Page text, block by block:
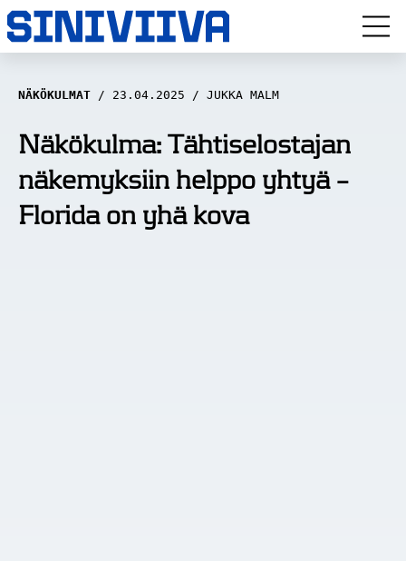
LUUVITONEN
HAASTATTELUT
NÄKÖKULMAT
ANALYYSIT
NÄKÖKULMAT 23.04.2025 JUKKA MALM
Näkökulma: Tähtiselostajan
näkemyksiin helppo yhtyä –
Florida on yhä kova